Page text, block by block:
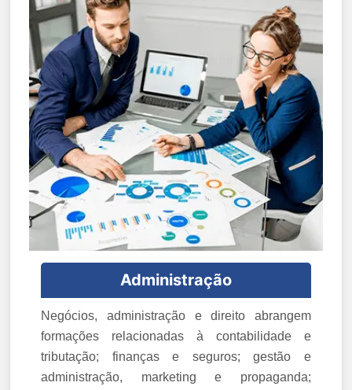
Administração
Negócios, administração e direito abrangem
formações relacionadas à contabilidade e
tributação; finanças e seguros; gestão e
administração, marketing e propaganda;